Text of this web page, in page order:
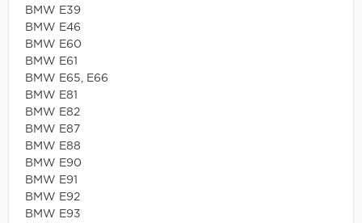
BMW E39
BMW E46
BMW E60
BMW E61
BMW E65, E66
BMW E81
BMW E82
BMW E87
BMW E88
BMW E90
BMW E91
BMW E92
BMW E93